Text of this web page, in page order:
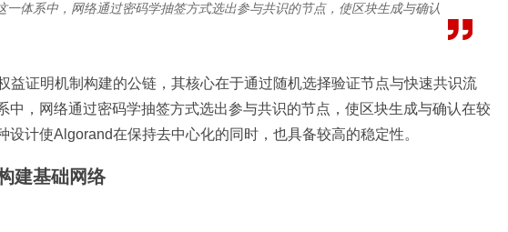
体系中，网络通过密码学抽签方式选出参与共识的节点，使区块生成与确认
益证明机制构建的公链，其核心在于通过随机选择验证节点与快速共识流
，网络通过密码学抽签方式选出参与共识的节点，使区块生成与确认在较
计使Algorand在保持去中心化的同时，也具备较高的稳定性。
建基础网络